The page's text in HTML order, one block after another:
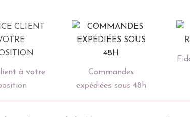
à votre
Commandes
expédiées sous 48h